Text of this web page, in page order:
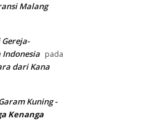
Malang
Indonesia pada
dari Kana
Kuning -
Kenanga